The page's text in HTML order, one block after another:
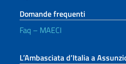
Domande frequenti
Faq – MAECI
L’Ambasciata d’Italia a